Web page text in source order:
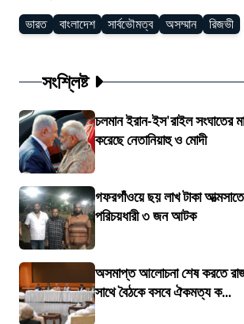
ভারত বাংলাদেশ সার্বভৌমত্ব অসম্মান রিজভী
সংশ্লিষ্ট
চলমান ইরান-ইস'রাইল সংঘাতের
করেছে নেতানিয়াহু ও মোদী
গফরগাঁওয়ে ছয় লাখ টাকা
পরিচয়ধারী ৩ জন আটক
অসমাপ্ত আলোচনা শেষ করতে
সাথে বৈঠকে বসবে ঐকমত্য ক...